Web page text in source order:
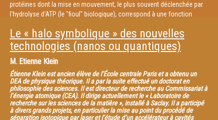
protéines dont la mise en mouvement, le plus souvent déclenchée par
l'hydrolyse d'ATP (le "fioul" biologique), correspond à une fonction
pouvons citer l'ATPas e, véritable moteur rotatif responsable de la
fabrication de l'ATP. Pour le chimiste de synthèse, l'élaboration de
molécules totalement artificielles, dont le comportement rappelle celui
des systèmes biologiques, est un défi formidable.
L'élaboration de "machines" et "moteurs" moléculaires de synthèse
représente un domaine particulièrement actif, qui a vu le jour il y a
environ 25 ans. Ces machines sont des objets nanométriques pour
lesquels il est possible de mettre en mouvement une partie du
composé ou de l'assemblée moléculaire considérée, par l'intervention
Le « halo symbolique » des nouvelles
technologies (nanos ou quantiques)
M. Etienne Klein
Étienne Klein est ancien élève de l’École centrale Paris et a obtenu un
DEA de physique théorique. Il a par la suite effectué un doctorat en
philosophie des sciences. Il est directeur de recherche au Commissariat à
l’énergie atomique (CEA). Il dirige actuellement le « Laboratoire de
recherche sur les sciences de la matière », installé à Saclay. Il a participé
à divers grands projets, en particulier la mise au point du procédé de
séparation isotopique par laser et l’étude d’un accélérateur à cavités